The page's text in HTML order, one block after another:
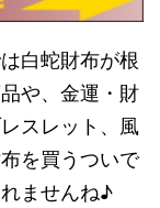
白蛇財布が根
や、金運・財
スレット、風
を買うついで
ませんね♪